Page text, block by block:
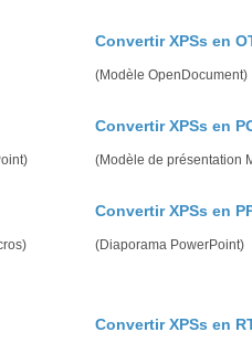
Convertir XPSs en
(Modèle OpenDocument)
Convertir XPSs en
(Modèle de présentation
Convertir XPSs en
(Diaporama PowerPoint)
Convertir XPSs en